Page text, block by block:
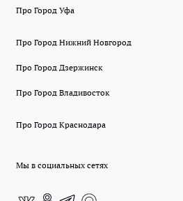
Про Город Уфа
Про Город Нижний Новгород
Про Город Дзержинск
Про Город Владивосток
Про Город Краснодара
Мы в социальных сетях